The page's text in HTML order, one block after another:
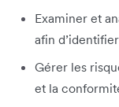
Examiner et
afin
Gérer les
et la